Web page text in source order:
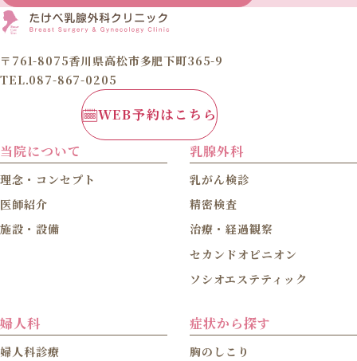
〒761-8075香川県高松市多肥下町365-9
TEL.087-867-0205
WEB予約はこちら
当院について
理念・コンセプト
医師紹介
施設・設備
乳腺外科
乳がん検診
精密検査
治療・経過観察
セカンドオピニオン
ソシオエステティック
婦人科
婦人科診療
症状から探す
胸のしこり